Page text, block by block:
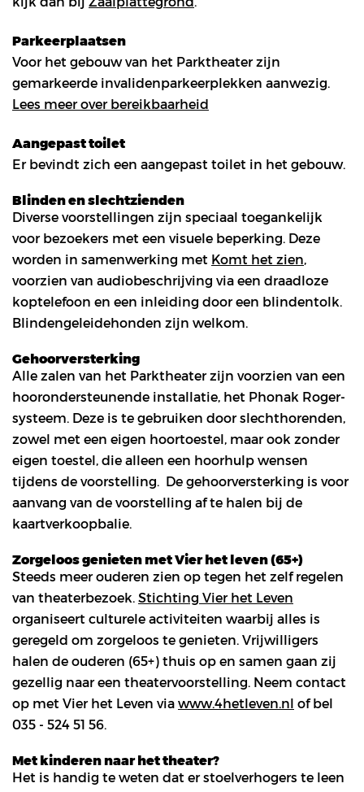
Parkeerplaatsen
Voor het gebouw van het Parktheater zijn
gemarkeerde invalidenparkeerplekken aanwezig.
Lees meer over bereikbaarheid
Aangepast toilet
Er bevindt zich een aangepast toilet in het gebouw.
Blinden en slechtzienden
Diverse voorstellingen zijn speciaal toegankelijk
voor bezoekers met een visuele beperking. Deze
worden in samenwerking met Komt het zien,
voorzien van audiobeschrijving via een draadloze
koptelefoon en een inleiding door een blindentolk.
Blindengeleidehonden zijn welkom.
Gehoorversterking
Alle zalen van het Parktheater zijn voorzien van een
hoorondersteunende installatie, het Phonak Roger-
systeem. Deze is te gebruiken door slechthorenden,
zowel met een eigen hoortoestel, maar ook zonder
eigen toestel, die alleen een hoorhulp wensen
tijdens de voorstelling. De gehoorversterking is voor
aanvang van de voorstelling af te halen bij de
kaartverkoopbalie.
Zorgeloos genieten met Vier het leven (65+)
Steeds meer ouderen zien op tegen het zelf regelen
van theaterbezoek. Stichting Vier het Leven
organiseert culturele activiteiten waarbij alles is
geregeld om zorgeloos te genieten. Vrijwilligers
halen de ouderen (65+) thuis op en samen gaan zij
gezellig naar een theatervoorstelling. Neem contact
op met Vier het Leven via www.4hetleven.nl of bel
035 - 524 51 56.
Met kinderen naar het theater?
Het is handig te weten dat er stoelverhogers te leen